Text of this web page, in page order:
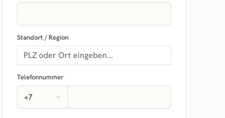
Standort / Region
Telefonnummer